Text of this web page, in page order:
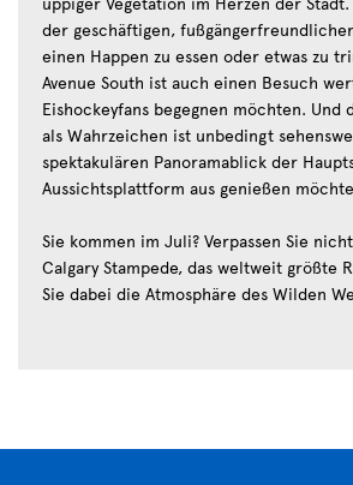
der geschäftigen,
einen Happen zu essen oder etwas zu
Avenue South ist auch einen Besuch
Eishockeyfans begegnen möchten. Und
als Wahrzeichen ist unbedingt
spektakulären Panoramablick der
Aussichtsplattform aus genießen
Sie kommen im Juli? Verpassen Sie
Calgary Stampede, das weltweit größte
Sie dabei die Atmosphäre des Wilden